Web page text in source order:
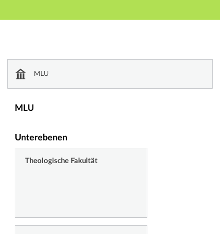
Hauptnavigation
Fußzeile
MLU
MLU
Unterebenen
Theologische Fakultät